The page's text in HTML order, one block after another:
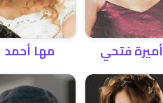
أميرة فتحي مها أحمد